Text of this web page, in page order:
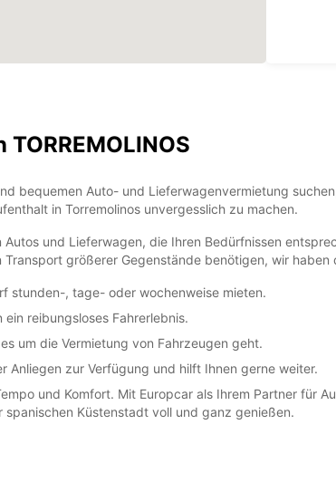
bequemen Auto- und Lieferwagenvermietung
in Torremolinos unvergesslich zu machen.
und Lieferwagen, die Ihren Bedürfnissen
größerer Gegenstände benötigen, wir haben
stunden-, tage- oder wochenweise mieten.
reibungsloses Fahrerlebnis.
um die Vermietung von Fahrzeugen geht.
Anliegen zur Verfügung und hilft Ihnen gerne weiter.
und Komfort. Mit Europcar als Ihrem Partner für
Küstenstadt voll und ganz genießen.